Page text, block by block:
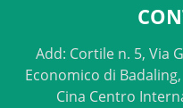
Add: Cortile n. 5, Via
Economico di
Cina Centro